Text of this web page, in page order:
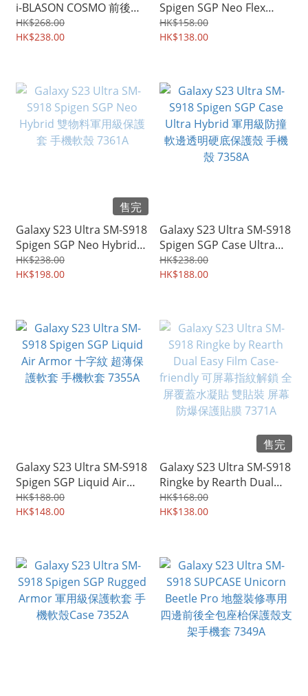
i-BLASON COSMO 前後全
方位 高貴優雅 保護殼 手機
殼 保護套 7383A
HK$268.00
HK$238.00
Spigen SGP Neo Flex
Optical Flim 可通過指紋識
別 全屏覆蓋水凝貼 兼容保
HK$158.00
HK$138.00
售完
Galaxy S23 Ultra SM-S918
Spigen SGP Neo Hybrid
雙物料軍用級保護套 手機
軟殼 7361A
HK$238.00
HK$198.00
Galaxy S23 Ultra SM-S918
Spigen SGP Case Ultra
Hybrid 軍用級防撞 軟邊透
明硬底保護殼 手機殼
HK$238.00
HK$188.00
Galaxy S23 Ultra SM-S918
Spigen SGP Liquid Air
Armor 十字紋 超薄保護軟
套 手機軟套 7355A
HK$188.00
HK$148.00
售完
Galaxy S23 Ultra SM-S918
Ringke by Rearth Dual
Easy Film Case-friendly 可
屏幕指紋解鎖 全屏覆蓋水
HK$168.00
HK$138.00